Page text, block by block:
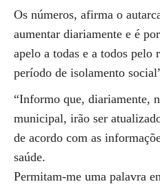
Os números, afirma o
aumentar diariamente e é
apelo a todas e a todos pelo
período de isolamento
“Informo que, diariamente,
municipal, irão ser
de acordo com as
saúde.
Permitam-me uma palavra